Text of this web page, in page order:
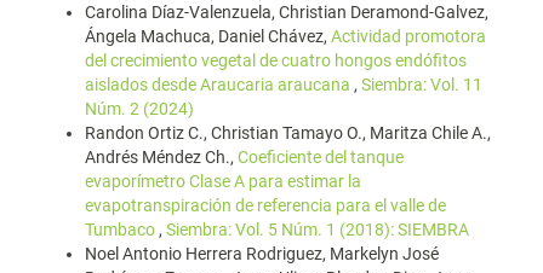
Carolina Díaz-Valenzuela, Christian Deramond-Galvez,
Ángela Machuca, Daniel Chávez, Actividad promotora
del crecimiento vegetal de cuatro hongos endófitos
aislados desde Araucaria araucana , Siembra: Vol. 11
Núm. 2 (2024)
Randon Ortiz C., Christian Tamayo O., Maritza Chile A.,
Andrés Méndez Ch., Coeficiente del tanque
evaporímetro Clase A para estimar la
evapotranspiración de referencia para el valle de
Tumbaco , Siembra: Vol. 5 Núm. 1 (2018): SIEMBRA
Noel Antonio Herrera Rodriguez, Markelyn José